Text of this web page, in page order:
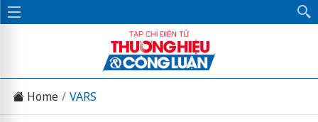
Home VARS